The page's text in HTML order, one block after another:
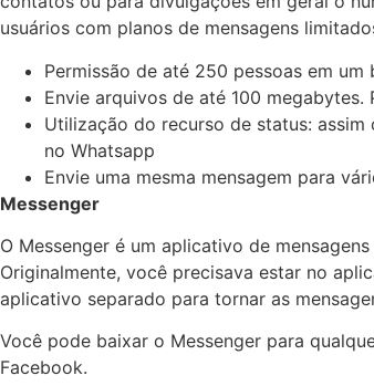
usuários com planos de mensagens
Permissão de até 250 pessoas em
Envie arquivos de até 100
Utilização do recurso de status:
no Whatsapp
Envie uma mesma mensagem para
Messenger
O Messenger é um aplicativo de
Originalmente, você precisava estar no
aplicativo separado para tornar as
Você pode baixar o Messenger para
Facebook.